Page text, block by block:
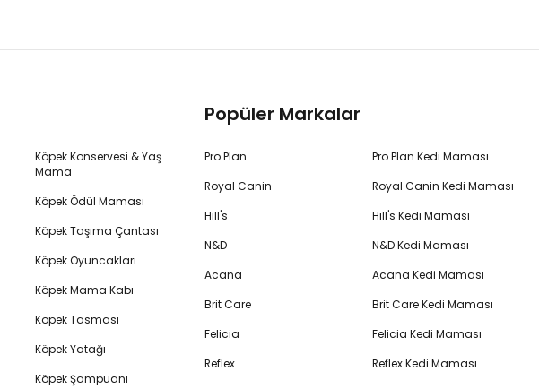
Köpek Konservesi & Yaş
Mama
Köpek Ödül Maması
Köpek Taşıma Çantası
Köpek Oyuncakları
Köpek Mama Kabı
Köpek Tasması
Köpek Yatağı
Köpek Şampuanı
Popüler Markalar
Pro Plan
Royal Canin
Hill's
N&D
Acana
Brit Care
Felicia
Reflex
Pro Plan Kedi Maması
Royal Canin Kedi Maması
Hill's Kedi Maması
N&D Kedi Maması
Acana Kedi Maması
Brit Care Kedi Maması
Felicia Kedi Maması
Reflex Kedi Maması